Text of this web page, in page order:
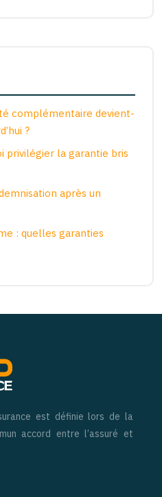
complémentaire devient-
?
privilégier la garantie bris
après un
: quelles garanties
est définie lors de la
accord entre l’assuré et